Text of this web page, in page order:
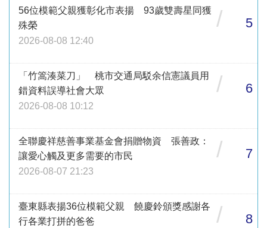
56位模範父親獲彰化市表揚 93歲雙壽星同獲
殊榮
2026-08-08 12:40
/ 5
「竹篙湊菜刀」 桃市交通局駁余信憲議員用
錯資料誤導社會大眾
2026-08-08 10:12
/ 6
全聯慶祥慈善事業基金會捐贈物資 張善政：
讓愛心觸及更多需要的市民
2026-08-07 21:23
/ 7
臺東縣表揚36位模範父親 饒慶鈴頒獎感謝各
行各業打拼的爸爸
/ 8